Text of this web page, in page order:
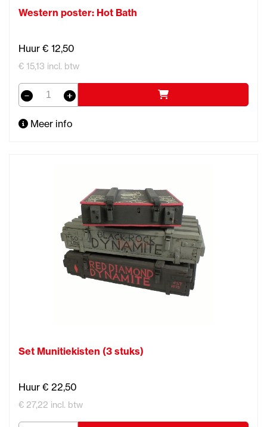
Western poster: Hot Bath
Huur € 12,50
€ 15,13 incl. btw
Meer info
Set Munitiekisten (3 stuks)
Huur € 22,50
€ 27,22 incl. btw